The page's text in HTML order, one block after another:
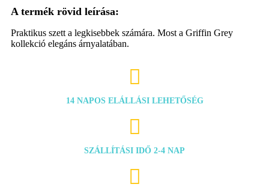
Praktikus szett a legkisebbek számára. Most a Griffin Grey
kollekció elegáns árnyalatában.

14 NAPOS ELÁLLÁSI LEHETŐSÉG

SZÁLLÍTÁSI IDŐ 2-4 NAP
